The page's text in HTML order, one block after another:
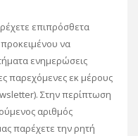
επιπρόσθετα
να
ενημερώσεις
παρεχόμενες εκ μέρους
Στην περίπτωση
αριθμός
παρέχετε την ρητή